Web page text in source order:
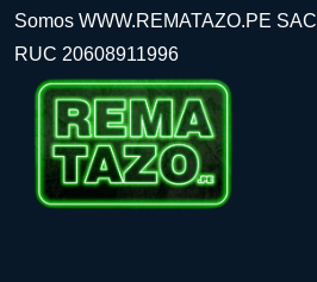
Somos WWW.REMATAZO.PE SAC
RUC 20608911996